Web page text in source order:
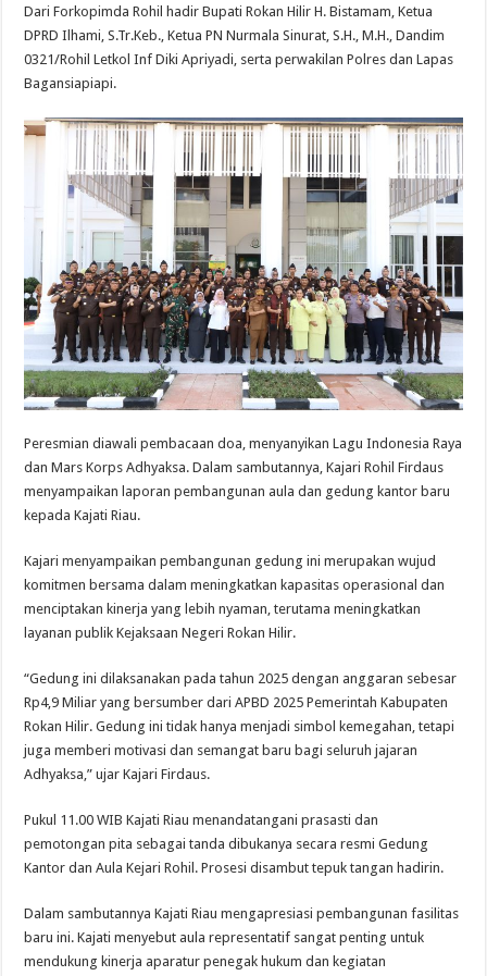
Dari Forkopimda Rohil hadir Bupati Rokan Hilir H. Bistamam, Ketua
DPRD Ilhami, S.Tr.Keb., Ketua PN Nurmala Sinurat, S.H., M.H., Dandim
0321/Rohil Letkol Inf Diki Apriyadi, serta perwakilan Polres dan Lapas
Bagansiapiapi.
Peresmian diawali pembacaan doa, menyanyikan Lagu Indonesia Raya
dan Mars Korps Adhyaksa. Dalam sambutannya, Kajari Rohil Firdaus
menyampaikan laporan pembangunan aula dan gedung kantor baru
kepada Kajati Riau.
Kajari menyampaikan pembangunan gedung ini merupakan wujud
komitmen bersama dalam meningkatkan kapasitas operasional dan
menciptakan kinerja yang lebih nyaman, terutama meningkatkan
layanan publik Kejaksaan Negeri Rokan Hilir.
“Gedung ini dilaksanakan pada tahun 2025 dengan anggaran sebesar
Rp4,9 Miliar yang bersumber dari APBD 2025 Pemerintah Kabupaten
Rokan Hilir. Gedung ini tidak hanya menjadi simbol kemegahan, tetapi
juga memberi motivasi dan semangat baru bagi seluruh jajaran
Adhyaksa,” ujar Kajari Firdaus.
Pukul 11.00 WIB Kajati Riau menandatangani prasasti dan
pemotongan pita sebagai tanda dibukanya secara resmi Gedung
Kantor dan Aula Kejari Rohil. Prosesi disambut tepuk tangan hadirin.
Dalam sambutannya Kajati Riau mengapresiasi pembangunan fasilitas
baru ini. Kajati menyebut aula representatif sangat penting untuk
mendukung kinerja aparatur penegak hukum dan kegiatan